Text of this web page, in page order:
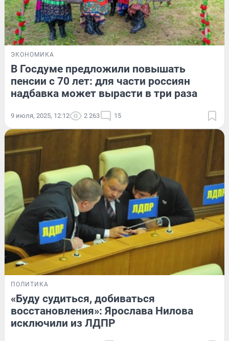
ЭКОНОМИКА
В Госдуме предложили повышать
пенсии с 70 лет: для части россиян
надбавка может вырасти в три раза
9 июля, 2025, 12:12 2 263 15
ПОЛИТИКА
«Буду судиться, добиваться
восстановления»: Ярослава Нилова
исключили из ЛДПР